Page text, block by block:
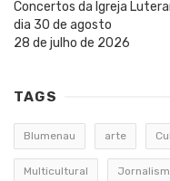
Concertos da Igreja
dia 30 de agosto
28 de julho de 2026
TAGS
Blumenau arte
Multicultural